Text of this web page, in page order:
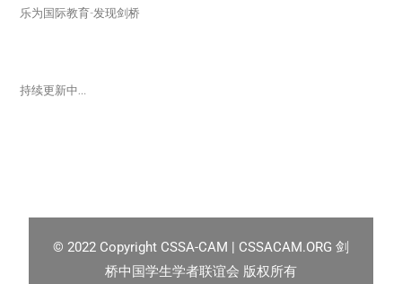
乐为国际教育-发现剑桥
持续更新中…
© 2022 Copyright CSSA-CAM | CSSACAM.ORG 剑
桥中国学生学者联谊会 版权所有